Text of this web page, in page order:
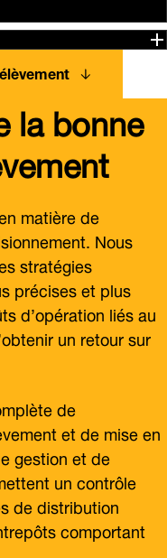
la bonne
matière de
Nous
stratégies
précises et plus
d’opération liés au
un retour sur
de
et de mise en
gestion et de
un contrôle
de distribution
comportant